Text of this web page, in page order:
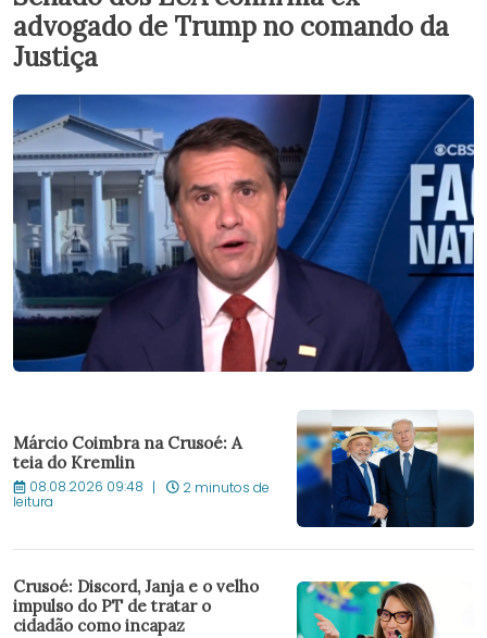
advogado de Trump no comando da
Justiça
Márcio Coimbra na Crusoé: A
teia do Kremlin
08.08.2026 09:48 2 minutos de
leitura
Crusoé: Discord, Janja e o velho
impulso do PT de tratar o
cidadão como incapaz